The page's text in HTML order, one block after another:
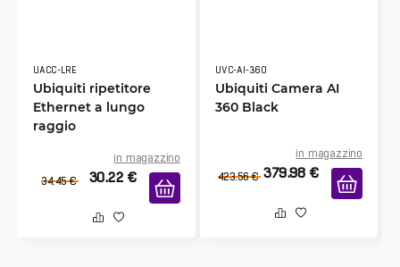
UACC-LRE
Ubiquiti ripetitore
Ethernet a lungo
raggio
in magazzino
34.45 € 30.22 €
UVC-AI-360
Ubiquiti Camera AI
360 Black
in magazzino
423.56 € 379.98 €